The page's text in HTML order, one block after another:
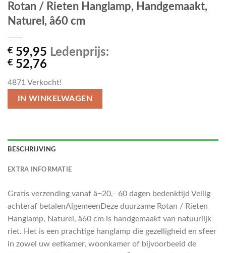
Rotan / Rieten Hanglamp, Handgemaakt,
Naturel, â60 cm
€ 59,95 Ledenprijs:
€ 52,76
4871 Verkocht!
IN WINKELWAGEN
BESCHRIJVING
EXTRA INFORMATIE
Gratis verzending vanaf â¬20,- 60 dagen bedenktijd Veilig
achteraf betalenAlgemeenDeze duurzame Rotan / Rieten
Hanglamp, Naturel, â60 cm is handgemaakt van natuurlijk
riet. Het is een prachtige hanglamp die gezelligheid en sfeer
in zowel uw eetkamer, woonkamer of bijvoorbeeld de